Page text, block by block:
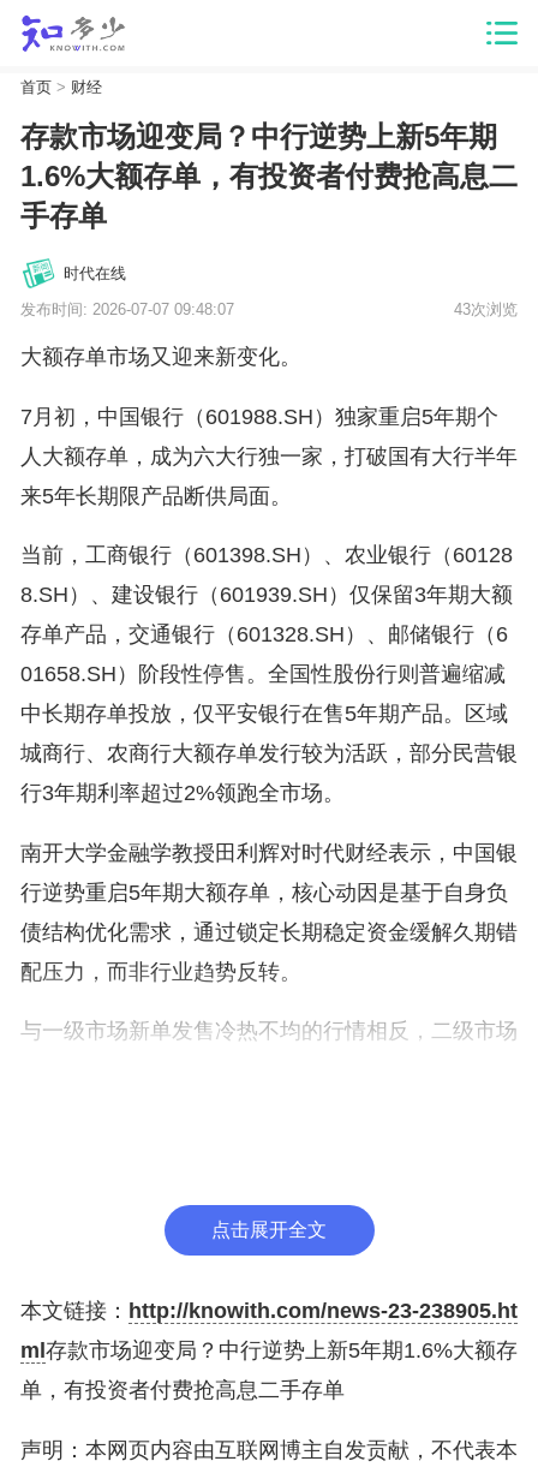
首页> 财经
存款市场迎变局？中行逆势上新5年期
1.6%大额存单，有投资者付费抢高息二
手存单
时代在线
发布时间: 2026-07-07 09:48:07 43次浏览
大额存单市场又迎来新变化。
7月初，中国银行（601988.SH）独家重启5年期个
人大额存单，成为六大行独一家，打破国有大行半年
来5年长期限产品断供局面。
当前，工商银行（601398.SH）、农业银行（60128
8.SH）、建设银行（601939.SH）仅保留3年期大额
存单产品，交通银行（601328.SH）、邮储银行（6
01658.SH）阶段性停售。全国性股份行则普遍缩减
中长期存单投放，仅平安银行在售5年期产品。区域
城商行、农商行大额存单发行较为活跃，部分民营银
行3年期利率超过2%领跑全市场。
南开大学金融学教授田利辉对时代财经表示，中国银
行逆势重启5年期大额存单，核心动因是基于自身负
债结构优化需求，通过锁定长期稳定资金缓解久期错
配压力，而非行业趋势反转。
与一级市场新单发售冷热不均的行情相反，二级市场
此外，6月，央行发布大额存单新规征求意见，全市
场存单期限、利率、流动性格局迎来明显分化，成为
图源：图虫创意
点击展开全文
本文链接： http://knowith.com/news-23-238905.ht
ml 存款市场迎变局？中行逆势上新5年期1.6%大额存
单，有投资者付费抢高息二手存单
声明：本网页内容由互联网博主自发贡献，不代表本